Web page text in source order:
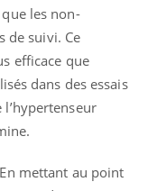
les non-
de suivi. Ce
efficace que
dans des essais
mettant au point